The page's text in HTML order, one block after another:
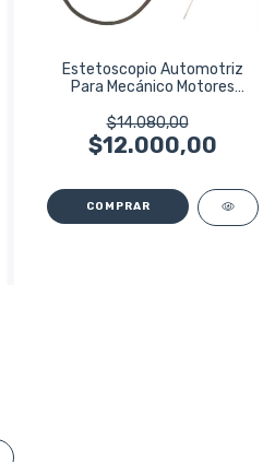
Estetoscopio Automotriz
Para Mecánico Motores
$14.080,00
$12.000,00